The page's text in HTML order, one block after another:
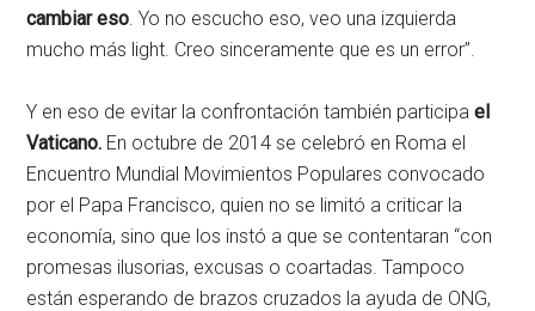
cambiar eso. Yo no escucho eso, veo una izquierda
mucho más light. Creo sinceramente que es un error”.
Y en eso de evitar la confrontación también participa el
Vaticano. En octubre de 2014 se celebró en Roma el
Encuentro Mundial Movimientos Populares convocado
por el Papa Francisco, quien no se limitó a criticar la
economía, sino que los instó a que se contentaran “con
promesas ilusorias, excusas o coartadas. Tampoco
están esperando de brazos cruzados la ayuda de ONG,